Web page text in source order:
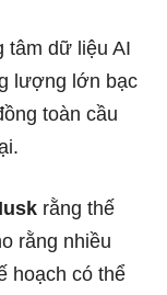
tâm dữ liệu AI
lượng lớn bạc
toàn cầu
rằng thế
rằng nhiều
hoạch có thể